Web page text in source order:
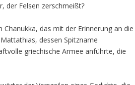
der Felsen zerschmeißt?
das mit der Erinnerung an die
dessen Spitzname
griechische Armee anführte, die